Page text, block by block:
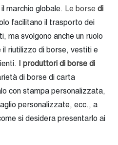
marchio globale. Le borse di
facilitano il trasporto dei
ma svolgono anche un ruolo
riutilizzo di borse, vestiti e
I produttori di borse di
di borse di carta
con stampa personalizzata,
personalizzate, ecc., a
si desidera presentarlo ai